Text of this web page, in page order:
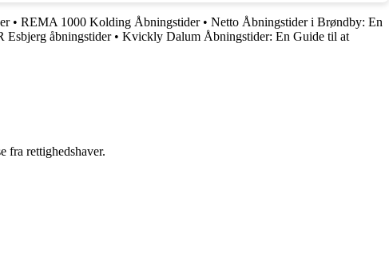
• REMA 1000 Kolding Åbningstider• Netto Åbningstider i Brøndby: En
Esbjerg åbningstider• Kvickly Dalum Åbningstider: En Guide til at
fra rettighedshaver.